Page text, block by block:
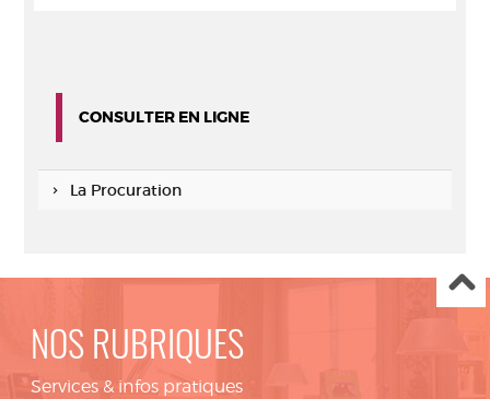
CONSULTER EN LIGNE
La Procuration
NOS RUBRIQUES
Services & infos pratiques